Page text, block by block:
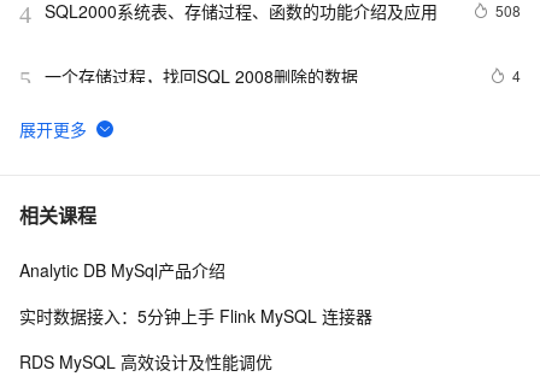
4 SQL2000系统表、存储过程、函数的功能介绍及应用 508
5 一个存储过程，找回SQL 2008删除的数据 4
6 在存储过程中调用外部的动态连接库
7 c / c + + 调用mysql存储过程
8 走近复杂数据库计算型软件的设计与制作(5)—存储过程
构、声明和赋值、控制结构）（上）
相关课程
Analytic DB MySql产品介绍
实时数据接入：5分钟上手 Flink MySQL 连接器
RDS MySQL 高效设计及性能调优